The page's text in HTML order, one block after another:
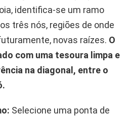
identifica-se um ramo
três nós, regiões de onde
novas raízes. O
com uma tesoura limpa e
na diagonal, entre o
Selecione uma ponta de